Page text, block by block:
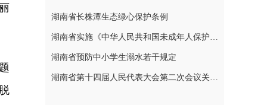
湖南省长株潭生态绿心保护条例
湖南省实施《中华人民共和国未成年人保护法》若干规定
湖南省预防中小学生溺水若干规定
湖南省第十四届人民代表大会第二次会议关于湖南省人民代表大会常务委员会工作报告的决议